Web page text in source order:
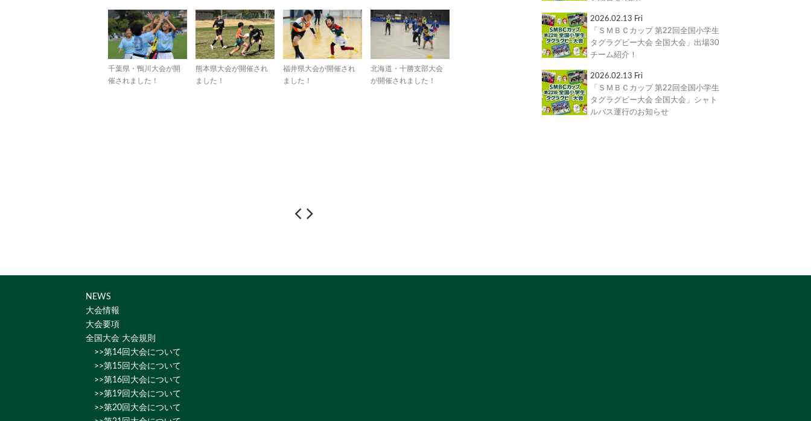
千葉県・鴨川大会が開
催されました！
熊本県大会が開催され
ました！
福井県大会が開催され
ました！
北海道・十勝支部大会
が開催されました！
2026.02.13 Fri
「ＳＭＢＣカップ 第22回全国小学生
タグラグビー大会 全国大会」出場30
チーム紹介！
2026.02.13 Fri
「ＳＭＢＣカップ 第22回全国小学生
タグラグビー大会 全国大会」シャト
ルバス運行のお知らせ
NEWS
大会情報
大会要項
全国大会 大会規則
>>第14回大会について
>>第15回大会について
>>第16回大会について
>>第19回大会について
>>第20回大会について